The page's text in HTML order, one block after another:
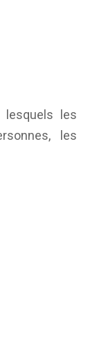
lesquels les
les